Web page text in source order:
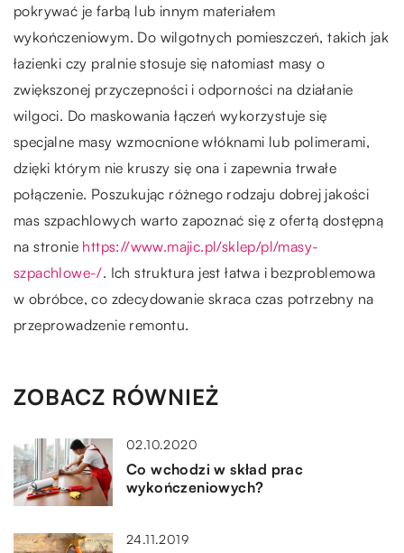
pokrywać je farbą lub innym materiałem
wykończeniowym. Do wilgotnych pomieszczeń, takich jak
łazienki czy pralnie stosuje się natomiast masy o
zwiększonej przyczepności i odporności na działanie
wilgoci. Do maskowania łączeń wykorzystuje się
specjalne masy wzmocnione włóknami lub polimerami,
dzięki którym nie kruszy się ona i zapewnia trwałe
połączenie. Poszukując różnego rodzaju dobrej jakości
mas szpachlowych warto zapoznać się z ofertą dostępną
na stronie https://www.majic.pl/sklep/pl/masy-
szpachlowe-/. Ich struktura jest łatwa i bezproblemowa
w obróbce, co zdecydowanie skraca czas potrzebny na
przeprowadzenie remontu.
ZOBACZ RÓWNIEŻ
02.10.2020
Co wchodzi w skład prac
wykończeniowych?
24.11.2019